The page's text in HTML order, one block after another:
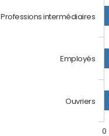
Professions intermédiaires
Employés
Ouvriers
0